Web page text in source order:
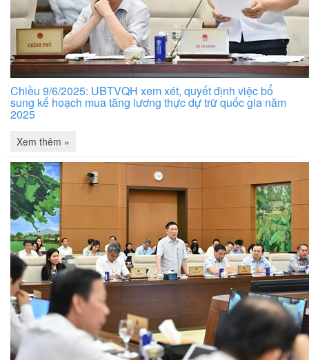
Chiều 9/6/2025: UBTVQH xem xét, quyết định việc bổ
sung kế hoạch mua tăng lương thực dự trữ quốc gia năm
2025
Xem thêm »